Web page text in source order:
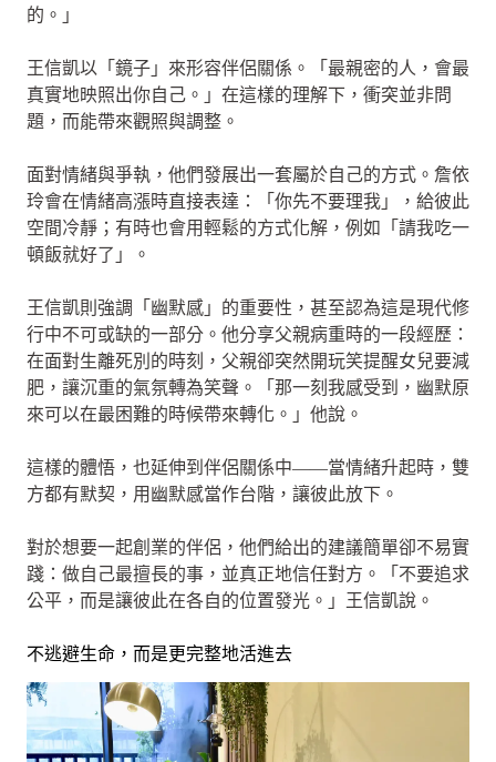
的。」
王信凱以「鏡子」來形容伴侶關係。「最親密的人，會最
真實地映照出你自己。」在這樣的理解下，衝突並非問
題，而能帶來觀照與調整。
面對情緒與爭執，他們發展出一套屬於自己的方式。詹依
玲會在情緒高漲時直接表達：「你先不要理我」，給彼此
空間冷靜；有時也會用輕鬆的方式化解，例如「請我吃一
頓飯就好了」。
王信凱則強調「幽默感」的重要性，甚至認為這是現代修
行中不可或缺的一部分。他分享父親病重時的一段經歷：
在面對生離死別的時刻，父親卻突然開玩笑提醒女兒要減
肥，讓沉重的氣氛轉為笑聲。「那一刻我感受到，幽默原
來可以在最困難的時候帶來轉化。」他說。
這樣的體悟，也延伸到伴侶關係中——當情緒升起時，雙
方都有默契，用幽默感當作台階，讓彼此放下。
對於想要一起創業的伴侶，他們給出的建議簡單卻不易實
踐：做自己最擅長的事，並真正地信任對方。「不要追求
公平，而是讓彼此在各自的位置發光。」王信凱說。
不逃避生命，而是更完整地活進去